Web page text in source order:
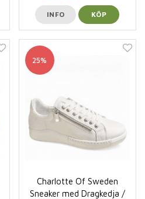
INFO KÖP
25%
Charlotte Of Sweden
Sneaker med Dragkedja /